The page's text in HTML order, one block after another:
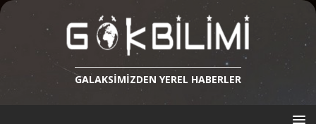
GALAKSIMIZDEN YEREL HABERLER